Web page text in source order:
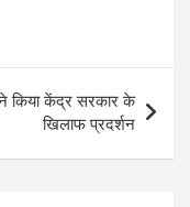
ने किया केंद्र सरकार के
खिलाफ प्रदर्शन